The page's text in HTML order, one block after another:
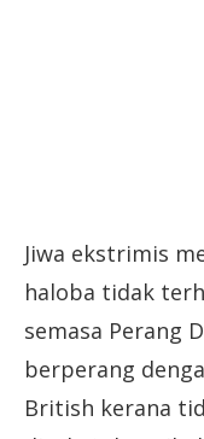
Jiwa ekstrimis
haloba tidak
semasa Perang
berperang
British kerana